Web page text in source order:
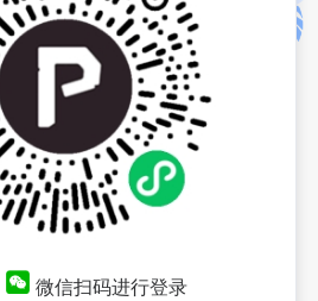
微信扫码进行登录